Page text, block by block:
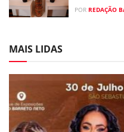
POR REDAÇÃO
MAIS LIDAS